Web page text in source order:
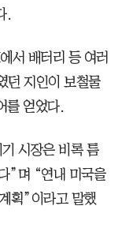
.
서 배터리 등 여러
던 지인이 보철물
를 얻었다.
시장은 비록 틈
”며 “연내 미국을
획”이라고 말했